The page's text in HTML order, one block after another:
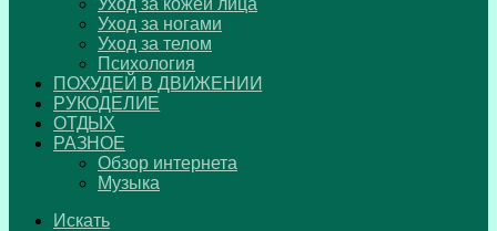
Уход за кожей лица
Уход за ногами
Уход за телом
Психология
ПОХУДЕЙ В ДВИЖЕНИИ
РУКОДЕЛИЕ
ОТДЫХ
РАЗНОЕ
Обзор интернета
Музыка
Искать